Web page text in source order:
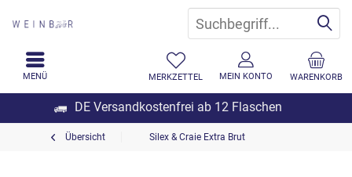
DE Versandkostenfrei ab 12 Flaschen
WARENKORB
MERKZETTEL MEIN KONTO
MENÜ
Übersicht Silex & Craie Extra Brut